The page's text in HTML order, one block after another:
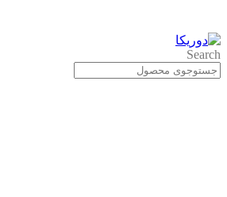
Search